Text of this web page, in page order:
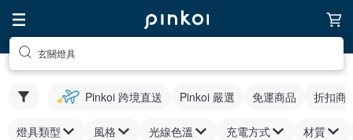
玄關燈具
Pinkoi 跨境直送 Pinkoi 嚴選 免運商品 折扣商
燈具類型 風格 光線色溫 充電方式 材質